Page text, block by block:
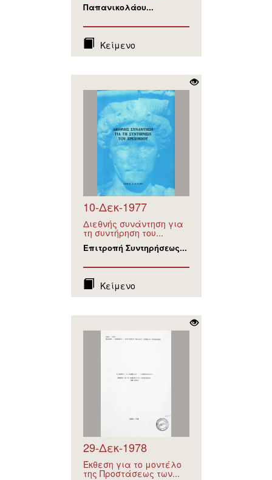
Παπανικολάου...
Κείμενο
10-Δεκ-1977
Διεθνής συνάντηση για
τη συντήρηση του...
Επιτροπή Συντηρήσεως...
Κείμενο
29-Δεκ-1978
Έκθεση για το μοντέλο
της Προστάσεως των...